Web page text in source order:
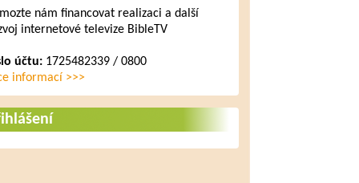
nám financovat realizaci a další
internetové televize BibleTV
účtu:1725482339 / 0800
informací >>>